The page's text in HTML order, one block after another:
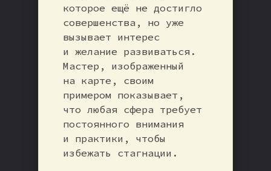
которое ещё не достигло
совершенства, но уже
вызывает интерес
и желание развиваться.
Мастер, изображенный
на карте, своим
примером показывает,
что любая сфера требует
постоянного внимания
и практики, чтобы
избежать стагнации.